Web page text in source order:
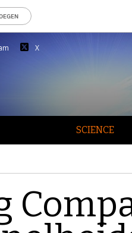
X
SCIENCE